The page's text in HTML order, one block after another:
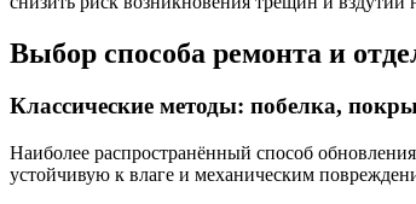
Выбор способа ремонта и
Классические методы: побелка,
Наиболее распространённый способ
устойчивую к влаге и механическим